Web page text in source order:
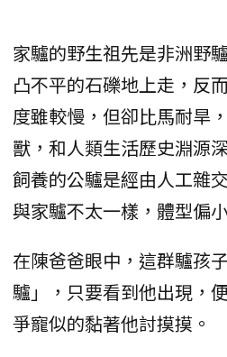
家驢的野生祖先是非洲野
凸不平的石礫地上走，反
度雖較慢，但卻比馬耐旱
獸，和人類生活歷史淵源
飼養的公驢是經由人工雜
與家驢不太一樣，體型偏
在陳爸爸眼中，這群驢孩
驢」，只要看到他出現，
爭寵似的黏著他討摸摸。